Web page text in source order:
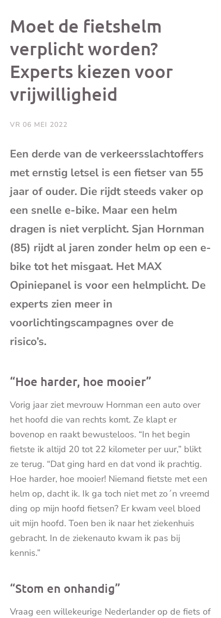
bericht
op op
Moet de fietshelm
verplicht worden?
Experts kiezen voor
vrijwilligheid
VR 06 MEI 2022
Een derde van de verkeersslachtoffers
met ernstig letsel is een fietser van 55
jaar of ouder. Die rijdt steeds vaker op
een snelle e-bike. Maar een helm
dragen is niet verplicht. Sjan Hornman
(85) rijdt al jaren zonder helm op een e-
bike tot het misgaat. Het MAX
Opiniepanel is voor een helmplicht. De
experts zien meer in
voorlichtingscampagnes over de
risico’s.
“Hoe harder, hoe mooier”
Vorig jaar ziet mevrouw Hornman een auto over
het hoofd die van rechts komt. Ze klapt er
bovenop en raakt bewusteloos. “In het begin
fietste ik altijd 20 tot 22 kilometer per uur,” blikt
ze terug. “Dat ging hard en dat vond ik prachtig.
Hoe harder, hoe mooier! Niemand fietste met een
helm op, dacht ik. Ik ga toch niet met zo´n vreemd
ding op mijn hoofd fietsen? Er kwam veel bloed
uit mijn hoofd. Toen ben ik naar het ziekenhuis
gebracht. In de ziekenauto kwam ik pas bij
kennis.”
“Stom en onhandig”
Vraag een willekeurige Nederlander op de fiets of